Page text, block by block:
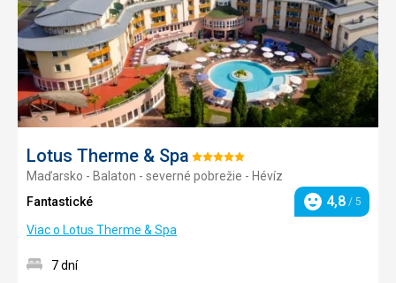
Lotus Therme & Spa Hodnotenie:
5/5
Maďarsko - Balaton - severné pobrežie - Hévíz
Fantastické
Hodnotenie
4,8 / 5
Viac o Lotus Therme & Spa
7 dní